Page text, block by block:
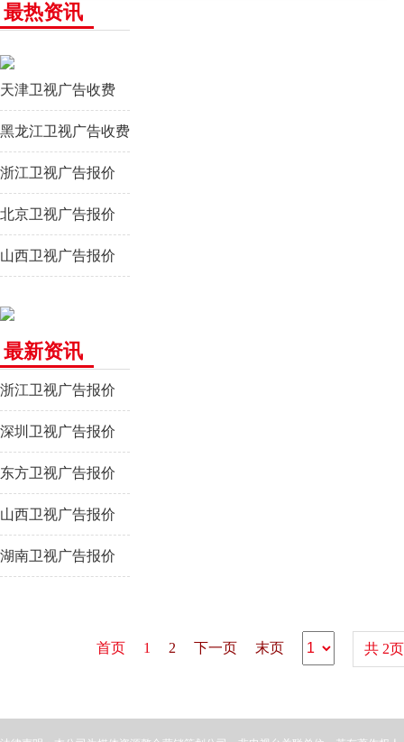
最热资讯
天津卫视广告收费
黑龙江卫视广告收费
浙江卫视广告报价
北京卫视广告报价
山西卫视广告报价
最新资讯
浙江卫视广告报价
深圳卫视广告报价
东方卫视广告报价
山西卫视广告报价
湖南卫视广告报价
首页 1 2 下一页 末页 共 2页